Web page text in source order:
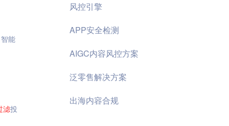
控
能
滤投
风控引擎
APP安全检测
AIGC内容风控方案
泛零售解决方案
出海内容合规